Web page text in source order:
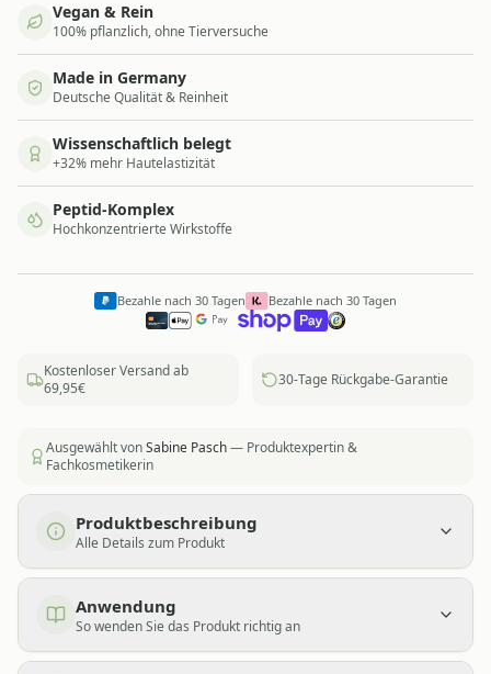
Vegan & Rein
100% pflanzlich, ohne Tierversuche
Made in Germany
Deutsche Qualität & Reinheit
Wissenschaftlich belegt
+32% mehr Hautelastizität
Peptid-Komplex
Hochkonzentrierte Wirkstoffe
Bezahle nach 30 Tagen Bezahle nach 30 Tagen
Kostenloser Versand ab
69,95€
30-Tage Rückgabe-Garantie
Ausgewählt vonSabine Pasch— Produktexpertin &
Fachkosmetikerin
Produktbeschreibung
Alle Details zum Produkt
Anwendung
So wenden Sie das Produkt richtig an